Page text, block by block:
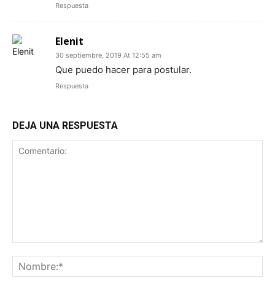
Respuesta
Elenit
30 septiembre, 2019 At 12:55 am
Que puedo hacer para postular.
Respuesta
DEJA UNA RESPUESTA